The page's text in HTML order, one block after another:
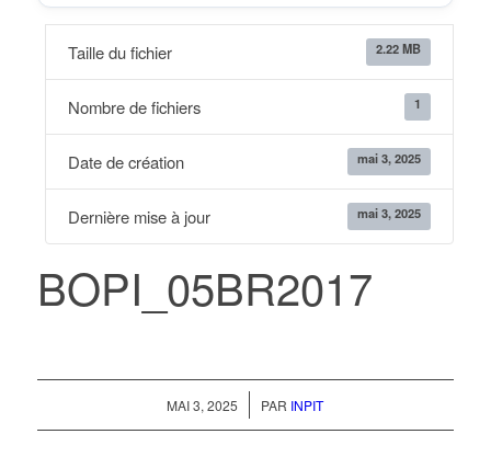
Taille du fichier 2.22 MB
Nombre de fichiers 1
Date de création mai 3, 2025
Dernière mise à jour mai 3, 2025
BOPI_05BR2017
MAI 3, 2025
/ PAR INPIT